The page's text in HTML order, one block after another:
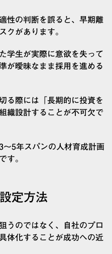
性の判断を誤ると、早期離
クがあります。
学生が実際に意欲を失って
が曖昧なまま採用を進める
る際には「長期的に投資を
織設計することが不可欠で
5年スパンの人材育成計画
す。
定方法
うのではなく、自社のプロ
体化することが成功への近